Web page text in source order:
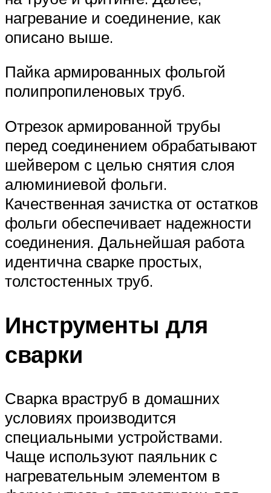
нагревание и соединение, как
описано выше.
Пайка армированных фольгой
полипропиленовых труб.
Отрезок армированной трубы
перед соединением обрабатывают
шейвером с целью снятия слоя
алюминиевой фольги.
Качественная зачистка от остатков
фольги обеспечивает надежности
соединения. Дальнейшая работа
идентична сварке простых,
толстостенных труб.
Инструменты для
сварки
Сварка враструб в домашних
условиях производится
специальными устройствами.
Чаще используют паяльник с
нагревательным элементом в